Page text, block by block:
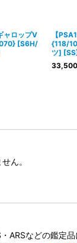
ャロップV
[S6H/
【
{118/
ツ]
33,500
ん。
ARSなどの鑑定